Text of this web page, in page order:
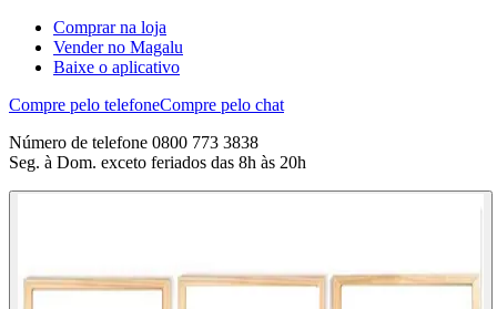
Comprar na loja
Vender no Magalu
Baixe o aplicativo
Compre pelo telefoneCompre pelo chat
Número de telefone 0800 773 3838
Seg. à Dom. exceto feriados das 8h às 20h